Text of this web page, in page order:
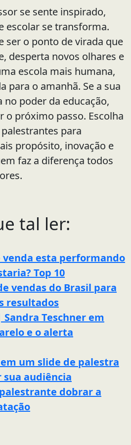
se sente inspirado,
escolar se transforma.
ser o ponto de virada que
desperta novos olhares e
escola mais humana,
para o amanhã. Se a sua
poder da educação,
o próximo passo. Escolha
para
propósito, inovação e
faz a diferença todos
tal ler:
venda esta performando
Top 10
vendas do Brasil para
resultados
Teschner em
e o alerta
um slide de palestra
audiência
dobrar a